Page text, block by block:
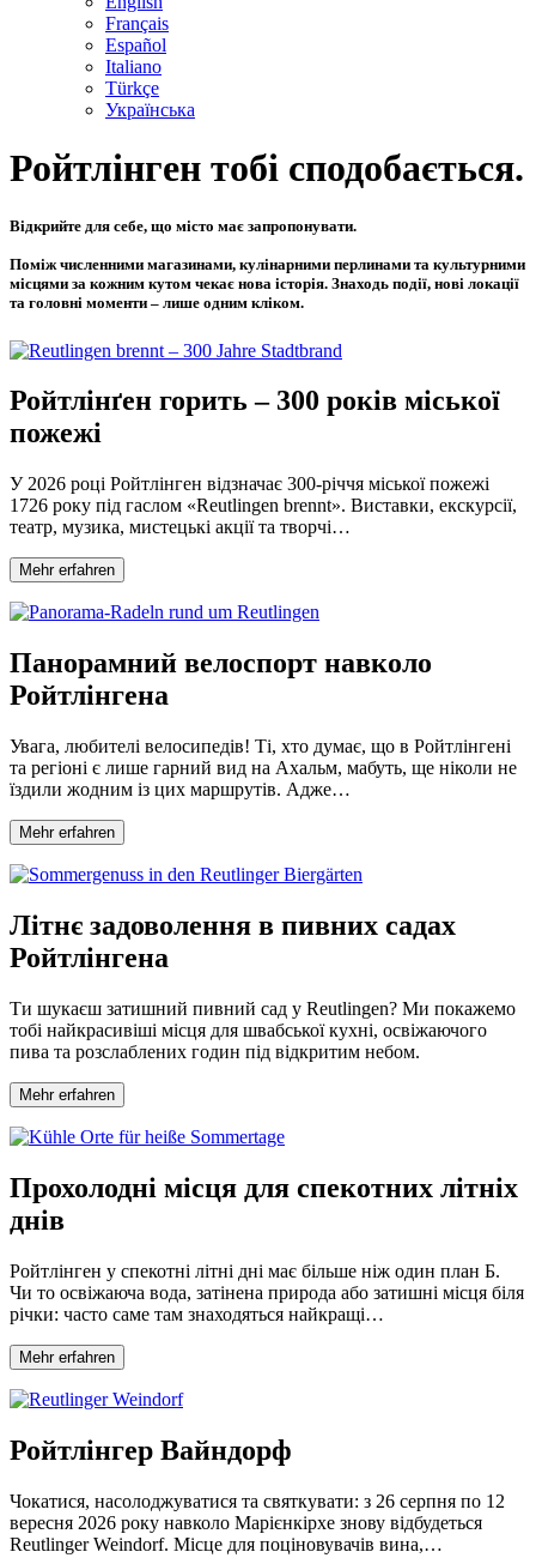
Français
Español
Italiano
Türkçe
Українська
Ройтлінген тобі сподобається.
Відкрийте для себе, що місто має запропонувати.
Поміж численними магазинами, кулінарними перлинами та культурними
місцями за кожним кутом чекає нова історія. Знаходь події, нові локації
та головні моменти – лише одним кліком.
Ройтлінґен горить – 300 років міської
пожежі
У 2026 році Ройтлінген відзначає 300-річчя міської пожежі
1726 року під гаслом «Reutlingen brennt». Виставки, екскурсії,
театр, музика, мистецькі акції та творчі…
Mehr erfahren
Панорамний велоспорт навколо
Ройтлінгена
Увага, любителі велосипедів! Ті, хто думає, що в Ройтлінгені
та регіоні є лише гарний вид на Ахальм, мабуть, ще ніколи не
їздили жодним із цих маршрутів. Адже…
Mehr erfahren
Літнє задоволення в пивних садах
Ройтлінгена
Ти шукаєш затишний пивний сад у Reutlingen? Ми покажемо
тобі найкрасивіші місця для швабської кухні, освіжаючого
пива та розслаблених годин під відкритим небом.
Mehr erfahren
Прохолодні місця для спекотних літніх
днів
Ройтлінген у спекотні літні дні має більше ніж один план Б.
Чи то освіжаюча вода, затінена природа або затишні місця біля
річки: часто саме там знаходяться найкращі…
Mehr erfahren
Ройтлінгер Вайндорф
Чокатися, насолоджуватися та святкувати: з 26 серпня по 12
вересня 2026 року навколо Марієнкірхе знову відбудеться
Reutlinger Weindorf. Місце для поціновувачів вина,…